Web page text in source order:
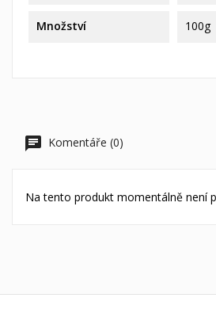
Množství 100g
Komentáře (0)
Na tento produkt momentálně není